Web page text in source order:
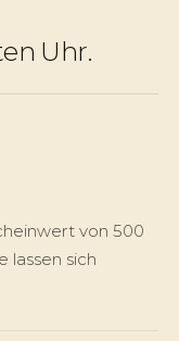
Uhr.
von 500
lassen sich